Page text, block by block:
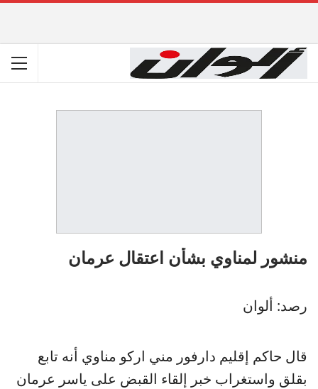
منشور لمناوي بشأن اعتقال عرمان
رصد: ألوان
قال حاكم إقليم دارفور مني اركو مناوي أنه تابع
بقلق واستغراب خبر إلقاء القبض على ياسر عرمان